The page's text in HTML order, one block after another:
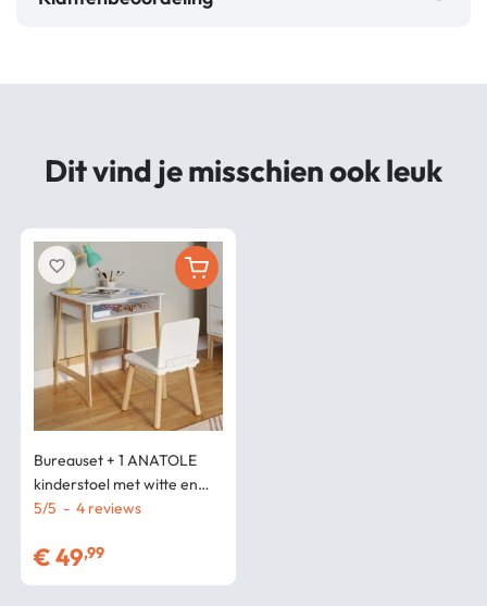
Dit vind je misschien ook leuk
Bureauset + 1 ANATOLE
kinderstoel met witte en
houten nis
5/5 - 4
€49,99
favorite_border